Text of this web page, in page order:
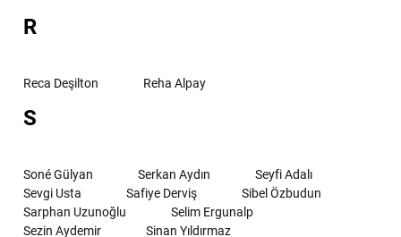
R
Reca Deşilton Reha Alpay
S
Soné Gülyan Serkan Aydın
Seyfi Adalı
Sevgi Usta
Safiye Derviş
Sibel Özbudun
Sarphan Uzunoğlu
Selim Ergunalp
Sezin Aydemir
Sinan Yıldırmaz